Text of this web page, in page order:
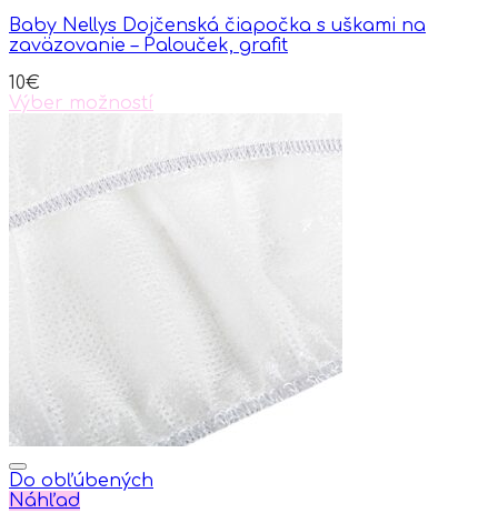
Baby Nellys Dojčenská čiapočka s uškami na
zaväzovanie – Palouček, grafit
10€
Výber možností
variants.
The
Do obľúbených
Náhľad